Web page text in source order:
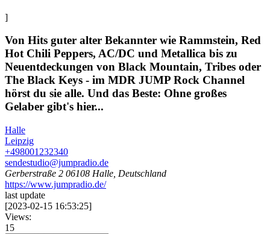
]
Von Hits guter alter Bekannter wie Rammstein, Red
Hot Chili Peppers, AC/DC und Metallica bis zu
Neuentdeckungen von Black Mountain, Tribes oder
The Black Keys - im MDR JUMP Rock Channel
hörst du sie alle. Und das Beste: Ohne großes
Gelaber gibt's hier...
Halle
Leipzig
+498001232340
sendestudio@jumpradio.de
Gerberstraße 2 06108 Halle, Deutschland
https://www.jumpradio.de/
last update
[2023-02-15 16:53:25]
Views:
15